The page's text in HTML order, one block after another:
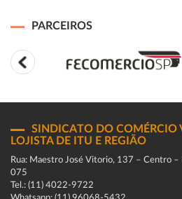
PARCEIROS
SINDICATO DO COMÉRCIO
LOJISTA DE ITU E REGIÃO
Rua: Maestro José Vitorio, 137 – Centro
075
Tel.: (11) 4022-9722